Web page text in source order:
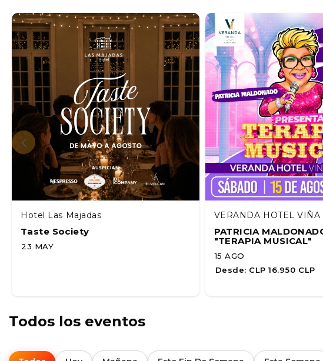
Hotel Las Majadas
Taste Society
23 MAY
VERANDA HOTEL VIÑA
PATRICIA
"TERAPIA MUSICAL"
15 AGO
Desde: CLP 16.950 CLP
Todos los eventos